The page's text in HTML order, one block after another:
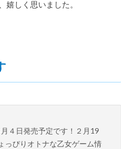
しく思いました。
４日発売予定です！２月19
っぴりオトナな乙女ゲーム情